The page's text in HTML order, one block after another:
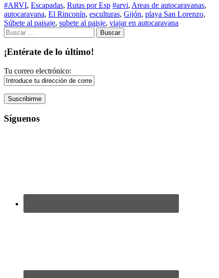
#ARVI, Escapadas, Rutas por Esp #arvi, Areas de autocaravanas,
autocaravana, El Rinconín, esculturas, Gijón, playa San Lorenzo,
Súbete al paisaje, subete al paisje, viajar en autocaravana
Buscar:
¡Entérate de lo último!
Tu correo electrónico:
Síguenos